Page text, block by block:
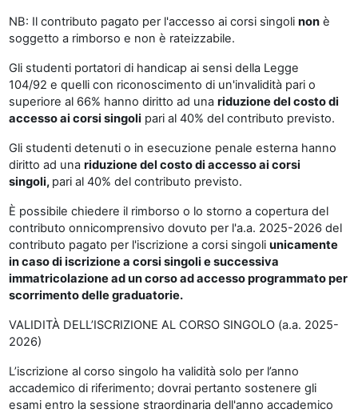
NB: Il contributo pagato per l'accesso ai corsi singoli non è
soggetto a rimborso e non è rateizzabile.
Gli studenti portatori di handicap ai sensi della Legge
104/92 e quelli con riconoscimento di un'invalidità pari o
superiore al 66% hanno diritto ad una riduzione del costo di
accesso ai corsi singoli pari al 40% del contributo previsto.
Gli studenti detenuti o in esecuzione penale esterna hanno
diritto ad una riduzione del costo di accesso ai corsi
singoli, pari al 40% del contributo previsto.
È possibile chiedere il rimborso o lo storno a copertura del
contributo onnicomprensivo dovuto per l'a.a. 2025-2026 del
contributo pagato per l'iscrizione a corsi singoli unicamente
in caso di iscrizione a corsi singoli e successiva
immatricolazione ad un corso ad accesso programmato per
scorrimento delle graduatorie.
VALIDITÀ DELL’ISCRIZIONE AL CORSO SINGOLO (a.a. 2025-
2026)
L’iscrizione al corso singolo ha validità solo per l’anno
accademico di riferimento; dovrai pertanto sostenere gli
esami entro la sessione straordinaria dell'anno accademico